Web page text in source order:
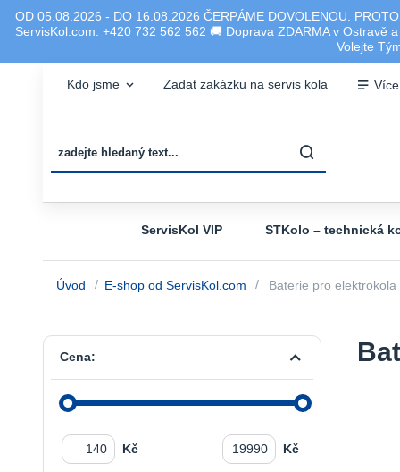
OD 05.08.2026 - DO 16.08.2026 ČERPÁME DOVOLENOU.
ServisKol.com: +420 732 562 562 🚚 Doprava ZDARMA v
Volejte
Kdo jsme Zadat zakázku na servis kola Více
ServisKol VIP STKolo – technická
Úvod E-shop od ServisKol.com Baterie pro elektrokola
Cena:
Kč Kč